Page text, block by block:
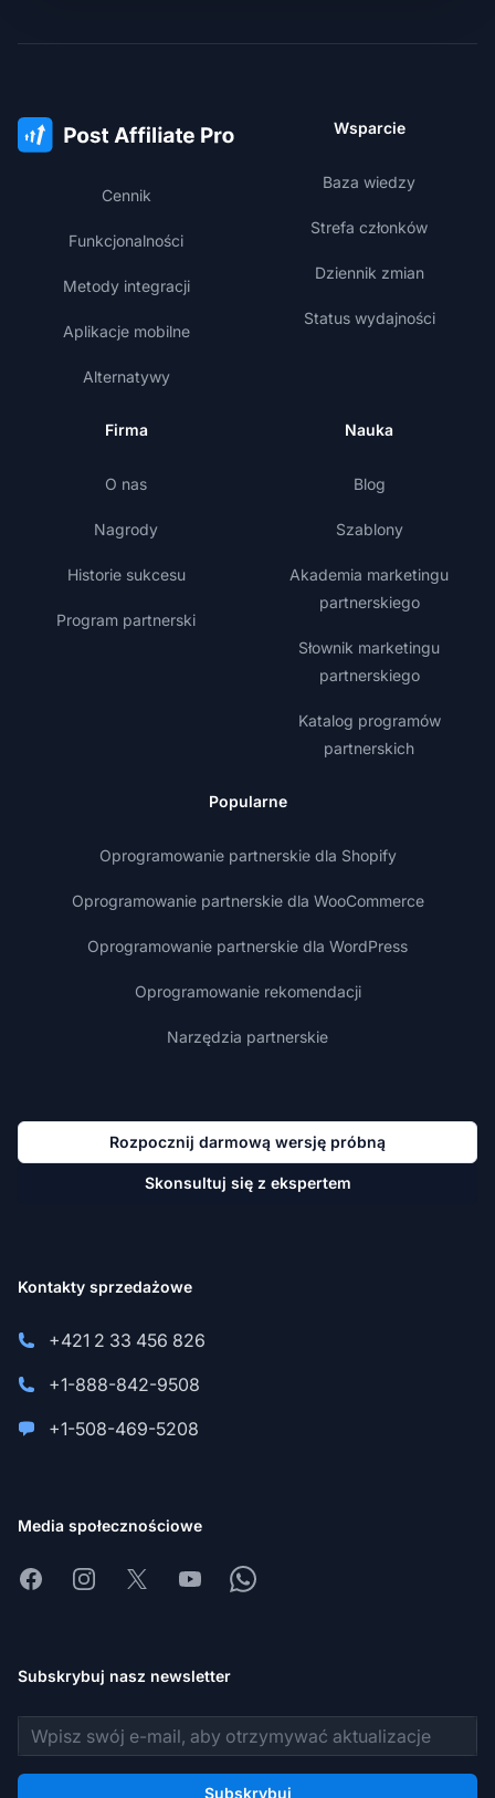
Cennik
Funkcjonalności
Metody integracji
Aplikacje mobilne
Alternatywy
Wsparcie
Baza wiedzy
Strefa członków
Dziennik zmian
Status wydajności
Firma
O nas
Nagrody
Historie sukcesu
Program partnerski
Nauka
Blog
Szablony
Akademia marketingu
partnerskiego
Słownik marketingu
partnerskiego
Katalog programów
partnerskich
Popularne
Oprogramowanie partnerskie dla Shopify
Oprogramowanie partnerskie dla WooCommerce
Oprogramowanie partnerskie dla WordPress
Oprogramowanie rekomendacji
Narzędzia partnerskie
Rozpocznij darmową wersję próbną
Skonsultuj się z ekspertem
Kontakty sprzedażowe
+421 2 33 456 826
+1-888-842-9508
+1-508-469-5208
Media społecznościowe
FacebookInstagram
X YoutubeWhatsapp
Subskrybuj nasz newsletter
Adres e-mail
Subskrybuj